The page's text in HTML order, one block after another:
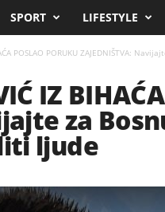
SPORT LIFESTYLE
POSLAO PORUKU ZAJEDNIŠTVA:
IZ
za
ljude